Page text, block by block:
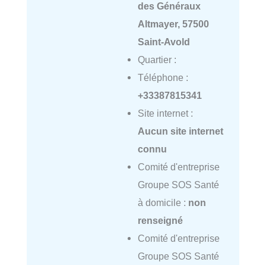
des Généraux
Altmayer, 57500
Saint-Avold
Quartier :
Téléphone :
+33387815341
Site internet :
Aucun site internet
connu
Comité d'entreprise
Groupe SOS Santé
à domicile : non
renseigné
Comité d'entreprise
Groupe SOS Santé